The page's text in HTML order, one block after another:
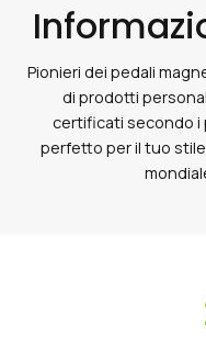
Pionieri dei pedali
di prodotti
certificati secondo i
perfetto per il tuo